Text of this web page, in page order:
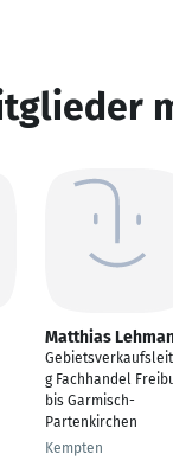
Matthias
g Fachhandel
bis Garmisch-
Partenkirchen
Kempten